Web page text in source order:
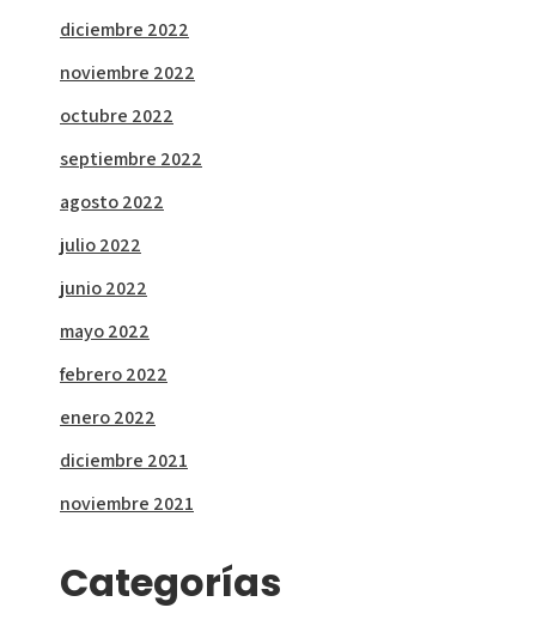
diciembre 2022
noviembre 2022
octubre 2022
septiembre 2022
agosto 2022
julio 2022
junio 2022
mayo 2022
febrero 2022
enero 2022
diciembre 2021
noviembre 2021
Categorías